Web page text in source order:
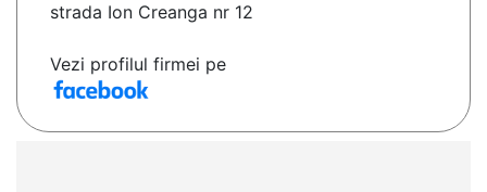
strada Ion Creanga nr 12
Vezi profilul firmei pe